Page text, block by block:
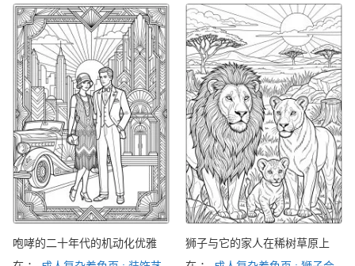
咆哮的二十年代的机动化优雅
狮子与它的家人在稀树草原上